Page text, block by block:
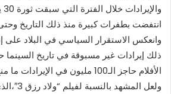
انتفضت بطفرات كبيرة منذ ذلك التاريخ
وانعكس الاستقرار السياسي في البلاد على
ذلك إيرادات غير مسبوقة في تاريخ
الأفلام حاجز الـ100 مليون في الإيرادات ما منح الإنتاج دفعة كبيرة.
ولعل